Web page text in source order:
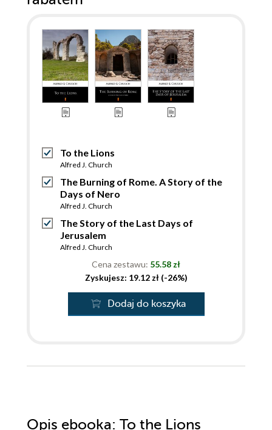
To the Lions
Alfred J. Church
The Burning of Rome. A Story of the
Days of Nero
Alfred J. Church
The Story of the Last Days of
Jerusalem
Alfred J. Church
Cena zestawu: 55.58 zł
Zyskujesz: 19.12 zł (-26%)
Dodaj do koszyka
Opis ebooka: To the Lions